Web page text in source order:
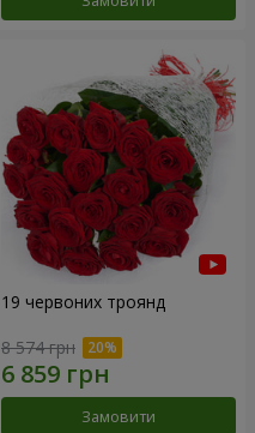
19 червоних троянд
8 574 грн
Замовити